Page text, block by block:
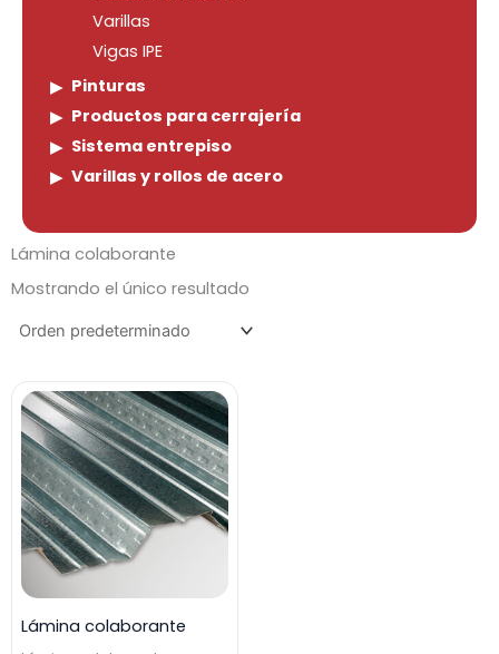
Varillas
Vigas IPE
Pinturas
Productos para cerrajería
Sistema entrepiso
Varillas y rollos de acero
Lámina colaborante
Mostrando el único resultado
Lámina colaborante